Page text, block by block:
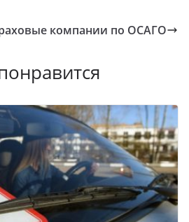
компании по ОСАГО